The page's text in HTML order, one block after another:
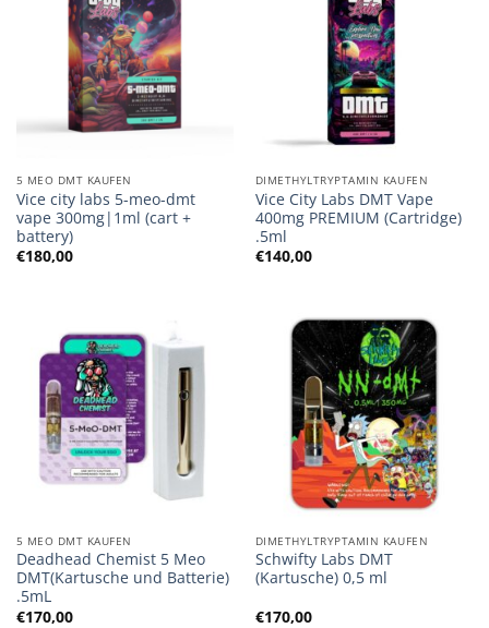
5 MEO DMT KAUFEN
Vice city labs 5-meo-dmt
vape 300mg|1ml (cart +
battery)
€180,00
DIMETHYLTRYPTAMIN KAUFEN
Vice City Labs DMT Vape
400mg PREMIUM (Cartridge)
.5ml
€140,00
5 MEO DMT KAUFEN
Deadhead Chemist 5 Meo
DMT(Kartusche und Batterie)
.5mL
€170,00
DIMETHYLTRYPTAMIN KAUFEN
Schwifty Labs DMT
(Kartusche) 0,5 ml
€170,00